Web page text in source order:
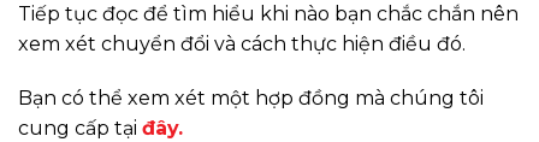
Tiếp tục đọc để tìm hiểu khi nào bạn chắc chắn nên
xem xét chuyển đổi và cách thực hiện điều đó.
Bạn có thể xem xét một hợp đồng mà chúng tôi
cung cấp tại đây.